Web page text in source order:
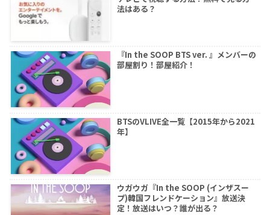
法はある？
『In the SOOP BTS ver. 』メンバーの
部屋割り！部屋紹介！
BTSのVLIVE全一覧【2015年から2021
年】
ウガウガ『In the SOOP (インザスー
プ)韓国フレンドケーション』放送決
定！放送はいつ？誰が出る？